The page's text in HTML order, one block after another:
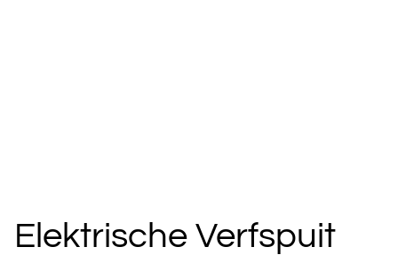
Elektrische Verfspuit